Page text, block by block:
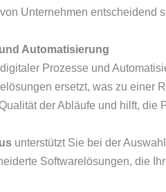
Unternehmen entscheidend
Automatisierung
Prozesse und
ersetzt, was zu einer
der Abläufe und hilft, die
unterstützt Sie bei der
Softwarelösungen, die